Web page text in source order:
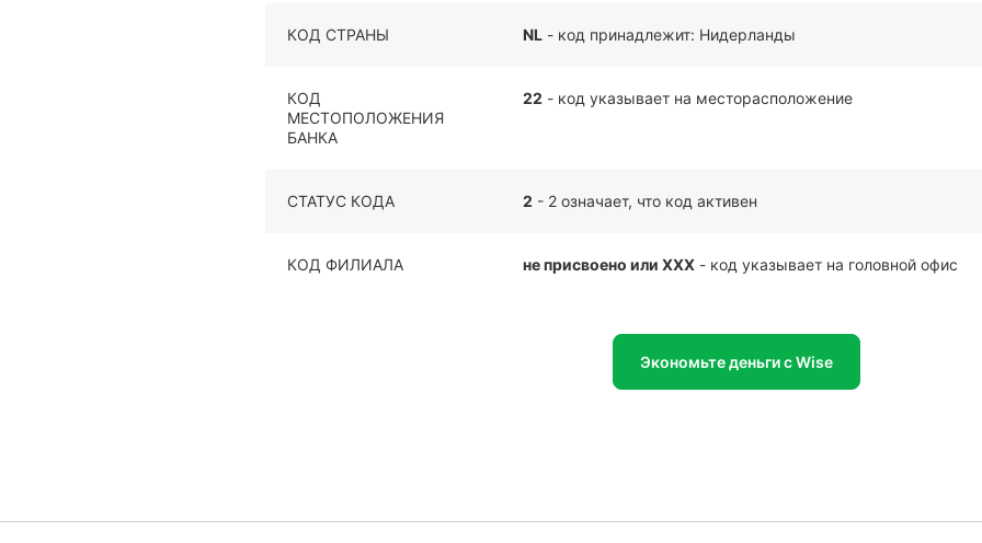
КОД СТРАНЫ NL - код принадлежит: Нидерланды
КОД
МЕСТОПОЛОЖЕНИЯ
БАНКА
22 - код указывает на месторасположение
СТАТУС КОДА 2 - 2 означает, что код активен
КОД ФИЛИАЛА не присвоено или XXX - код указывает на головной офис
Экономьте деньги с Wise